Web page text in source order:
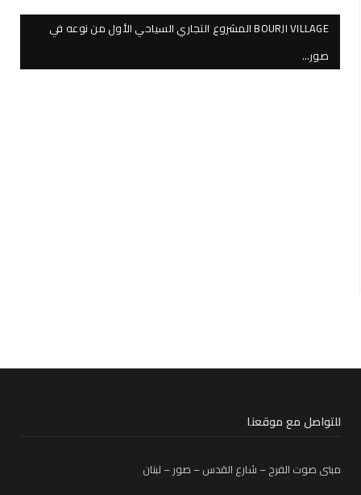
BOURJI VILLAGE المشروع التجاري السياحي الأول من نوعه في
صور…
للتواصل مع موقعنا
مبنى صوت الفرح – شارع القدس – صور – لبنان